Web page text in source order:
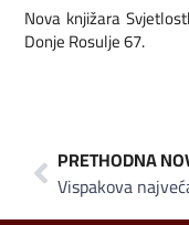
Nova knjižara
Donje Rosulje 67.
PRETHODNA